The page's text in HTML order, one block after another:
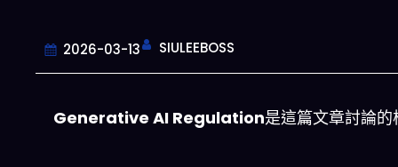
2026-03-13 SIULEEBOSS
Generative AI Regulation是這篇文章討論的